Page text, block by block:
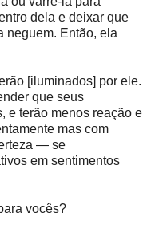
dela e deixar que
neguem. Então, ela
[iluminados] por ele.
que seus
e terão menos reação e
mas com
— se
em sentimentos
vocês?